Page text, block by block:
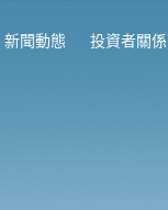
新聞動態 投資者關係